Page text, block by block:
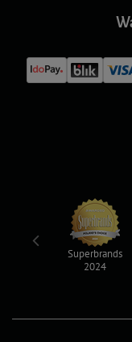
Superbrands
2024